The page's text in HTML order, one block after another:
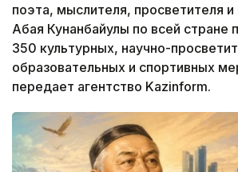
поэта, мыслителя, просветителя
Абая Кунанбайулы по всей стране
350 культурных, научно-
образовательных и спортивных
передает агентство Kazinform.